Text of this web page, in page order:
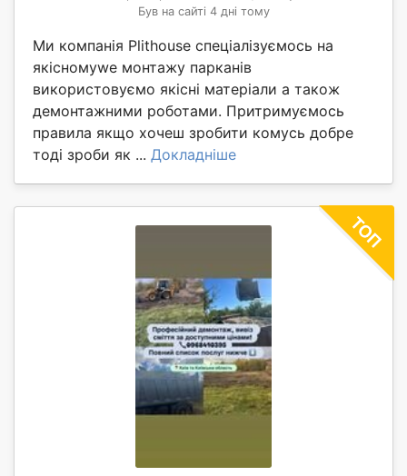
Був на сайті 4 дні тому
Ми компанія Plithouse спеціалізуємось на
якісномуwe монтажу парканів
використовуємо якісні матеріали а також
демонтажними роботами. Притримуємось
правила якщо хочеш зробити комусь добре
тоді зроби як ... Докладніше